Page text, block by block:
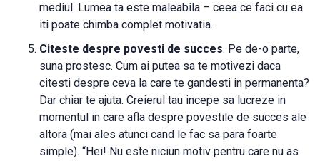
mediul. Lumea ta este maleabila – ceea ce faci cu ea
iti poate chimba complet motivatia.
Citeste despre povesti de succes. Pe de-o parte,
suna prostesc. Cum ai putea sa te motivezi daca
citesti despre ceva la care te gandesti in permanenta?
Dar chiar te ajuta. Creierul tau incepe sa lucreze in
momentul in care afla despre povestile de succes ale
altora (mai ales atunci cand le fac sa para foarte
simple). “Hei! Nu este niciun motiv pentru care nu as